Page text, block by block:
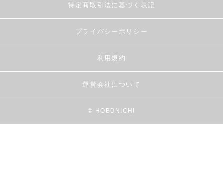
特定商取引法に基づく表記
プライバシーポリシー
利用規約
運営会社について
© HOBONICHI